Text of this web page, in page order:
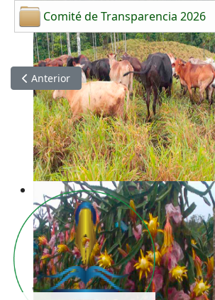
Comité de Transparencia 2026
Artículo anterior: Información Abril 2026
Anterior